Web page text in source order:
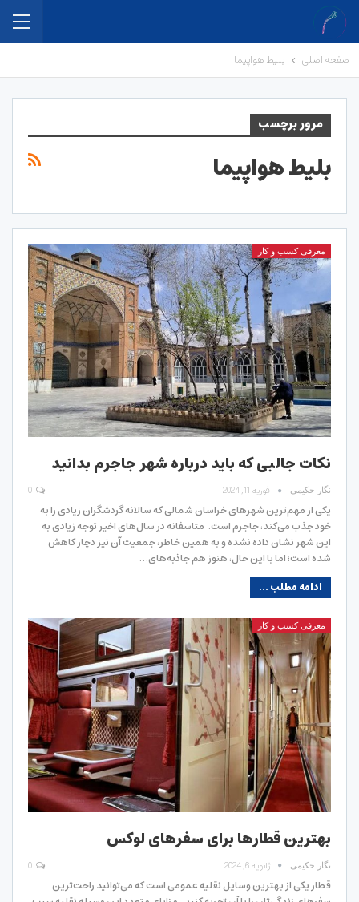
صفحه اصلی بلیط هواپیما
مرور برچسب
بلیط هواپیما
معرفی کسب و کار
نکات جالبی که باید درباره شهر جاجرم بدانید
نگار حکیمی فوریه 11, 2024
یکی از مهم‌ترین شهرهای خراسان شمالی که سالانه گردشگران زیادی را به
خود جذب می‌کند، جاجرم است. متاسفانه در سال‌های اخیر توجه زیادی به
این شهر نشان داده نشده و به همین خاطر، جمعیت آن نیز دچار کاهش
شده است؛ اما با این حال، هنوز هم جاذبه‌های…
ادامه مطلب ...
معرفی کسب و کار
بهترین قطارها برای سفرهای لوکس
نگار حکیمی ژانویه 6, 2024
قطار یکی از بهترین وسایل نقلیه عمومی است که می‌توانید راحت‌ترین